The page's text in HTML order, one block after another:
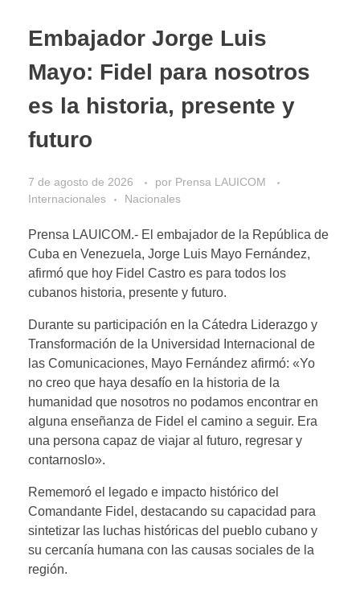
Embajador Jorge Luis
Mayo: Fidel para nosotros
es la historia, presente y
futuro
7 de agosto de 2026 por Prensa LAUICOM
Internacionales
Nacionales
Prensa LAUICOM.- El embajador de la República de
Cuba en Venezuela, Jorge Luis Mayo Fernández,
afirmó que hoy Fidel Castro es para todos los
cubanos historia, presente y futuro.
Durante su participación en la Cátedra Liderazgo y
Transformación de la Universidad Internacional de
las Comunicaciones, Mayo Fernández afirmó: «Yo
no creo que haya desafío en la historia de la
humanidad que nosotros no podamos encontrar en
alguna enseñanza de Fidel el camino a seguir. Era
una persona capaz de viajar al futuro, regresar y
contarnoslo».
Rememoró el legado e impacto histórico del
Comandante Fidel, destacando su capacidad para
sintetizar las luchas históricas del pueblo cubano y
su cercanía humana con las causas sociales de la
región.